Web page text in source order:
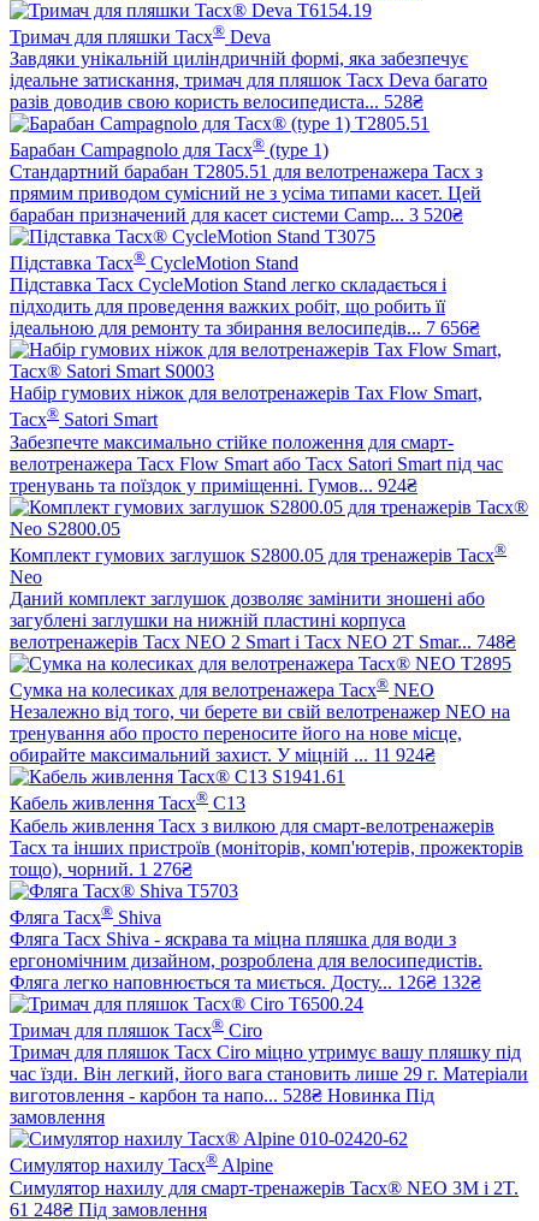
Тримач для пляшки Tacx® Deva
Завдяки унікальній циліндричній формі, яка забезпечує
ідеальне затискання, тримач для пляшок Tacx Deva багато
разів доводив свою користь велосипедиста... 528₴
Барабан Campagnolo для Tacx® (type 1)
Стандартний барабан T2805.51 для велотренажера Tacx з
прямим приводом сумісний не з усіма типами касет. Цей
барабан призначений для касет системи Camp... 3 520₴
Підставка Tacx® CycleMotion Stand
Підставка Tacx CycleMotion Stand легко складається і
підходить для проведення важких робіт, що робить її
ідеальною для ремонту та збирання велосипедів... 7 656₴
Набір гумових ніжок для велотренажерів Tax Flow Smart,
Tacx® Satori Smart
Забезпечте максимально стійке положення для смарт-
велотренажера Tacx Flow Smart або Tacx Satori Smart під час
тренувань та поїздок у приміщенні. Гумов... 924₴
Комплект гумових заглушок S2800.05 для тренажерів Tacx®
Neo
Даний комплект заглушок дозволяє замінити зношені або
загублені заглушки на нижній пластині корпуса
велотренажерів Tacx NEO 2 Smart і Tacx NEO 2T Smar... 748₴
Сумка на колесиках для велотренажера Tacx® NEO
Незалежно від того, чи берете ви свій велотренажер NEO на
тренування або просто переносите його на нове місце,
обирайте максимальний захист. У міцній ... 11 924₴
Кабель живлення Tacx® C13
Кабель живлення Tacx з вилкою для смарт-велотренажерів
Tacx та інших пристроїв (моніторів, комп'ютерів, прожекторів
тощо), чорний. 1 276₴
Фляга Tacx® Shiva
Фляга Tacx Shiva - яскрава та міцна пляшка для води з
ергономічним дизайном, розроблена для велосипедистів.
Фляга легко наповнюється та миється. Досту... 126₴ 132₴
Тримач для пляшок Tacx® Ciro
Тримач для пляшок Tacx Ciro міцно утримує вашу пляшку під
час їзди. Він легкий, його вага становить лише 29 г. Матеріали
виготовлення - карбон та напо... 528₴ Новинка Під
замовлення
Симулятор нахилу Tacx® Alpine
Симулятор нахилу для смарт-тренажерів Tacx® NEO 3M і 2T.
61 248₴ Під замовлення